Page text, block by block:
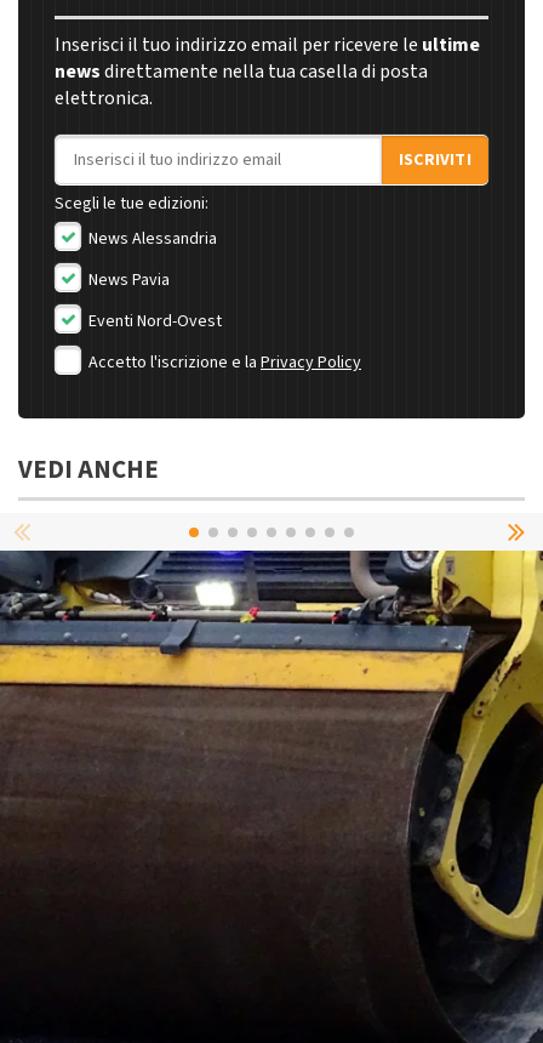
Inserisci il tuo indirizzo email per ricevere le ultime
newsdirettamente nella tua casella di posta
elettronica.
Indirizzo email
ISCRIVITI
Scegli le tue edizioni:
News Alessandria
News Pavia
Eventi Nord-Ovest
Accetto l'iscrizione e la Privacy Policy
VEDI ANCHE